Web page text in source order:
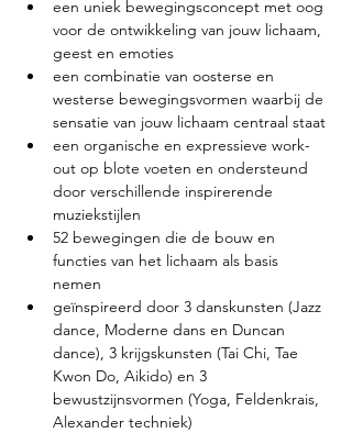
een uniek bewegingsconcept met oog
voor de ontwikkeling van jouw lichaam,
geest en emoties
een combinatie van oosterse en
westerse bewegingsvormen waarbij de
sensatie van jouw lichaam centraal staat
een organische en expressieve work-
out op blote voeten en ondersteund
door verschillende inspirerende
muziekstijlen
52 bewegingen die de bouw en
functies van het lichaam als basis
nemen
geïnspireerd door 3 danskunsten (Jazz
dance, Moderne dans en Duncan
dance), 3 krijgskunsten (Tai Chi, Tae
Kwon Do, Aikido) en 3
bewustzijnsvormen (Yoga, Feldenkrais,
Alexander techniek)